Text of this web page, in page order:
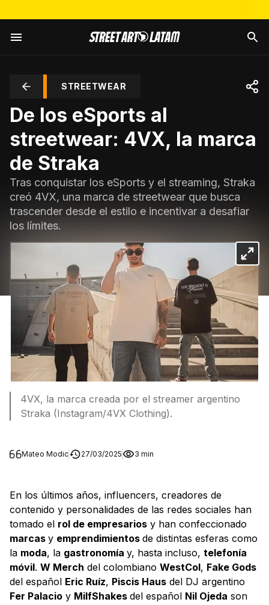
STREETWEAR
De los eSports al
streetwear: 4VX, la marca
de Straka
Tras conquistar los eSports y el streaming, Straka
creó 4VX, una marca de streetwear que busca
trascender desde el estilo e incentivar a desafiar
los límites.
4VX, la marca creada por el streamer argentino
Straka (Instagram/4VX Clothing).
Mateo Modic 27/03/2025 3 min
En los últimos años, influencers, creadores de
contenido y personalidades de las redes sociales han
tomado el rol de empresarios y han confeccionado
marcas y emprendimientos de distintas esferas como
la moda, la gastronomía y, hasta incluso, telefonía
móvil. W Merch del colombiano WestCol, Fake Gods
del español Eric Ruíz, Piscis Haus del DJ argentino
Fer Palacio y MilfShakes del español Nil Ojeda son